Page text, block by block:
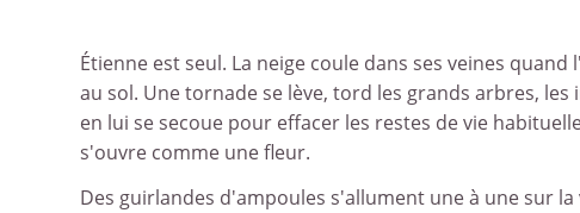
Étienne est seul. La neige coule dans ses veines
au sol. Une tornade se lève, tord les grands arbres,
en lui se secoue pour effacer les restes de vie
s'ouvre comme une fleur.
Des guirlandes d'ampoules s'allument une à une sur